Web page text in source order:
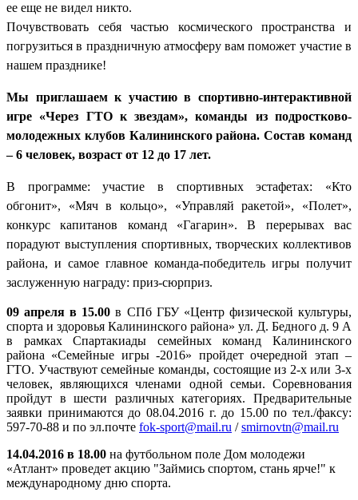
ее еще не видел никто.
Почувствовать себя частью космического пространства и
погрузиться в праздничную атмосферу вам поможет участие в
нашем празднике!
Мы приглашаем к участию в спортивно-интерактивной
игре «Через ГТО к звездам», команды из подростково-
молодежных клубов Калининского района. Состав команд
– 6 человек, возраст от 12 до 17 лет.
В программе: участие в спортивных эстафетах: «Кто
обгонит», «Мяч в кольцо», «Управляй ракетой», «Полет»,
конкурс капитанов команд «Гагарин». В перерывах вас
порадуют выступления спортивных, творческих коллективов
района, и самое главное команда-победитель игры получит
заслуженную награду: приз-сюрприз.
09 апреля в 15.00 в СПб ГБУ «Центр физической культуры,
спорта и здоровья Калининского района» ул. Д. Бедного д. 9 А
в рамках Спартакиады семейных команд Калининского
района «Семейные игры -2016» пройдет очередной этап –
ГТО. Участвуют семейные команды, состоящие из 2-х или 3-х
человек, являющихся членами одной семьи. Соревнования
пройдут в шести различных категориях. Предварительные
заявки принимаются до 08.04.2016 г. до 15.00 по тел./факсу:
597-70-88 и по эл.почте fok-sport@mail.ru /smirnovtn@mail.ru
14.04.2016 в 18.00 на футбольном поле Дом молодежи
«Атлант» проведет акцию "Займись спортом, стань ярче!" к
международному дню спорта.